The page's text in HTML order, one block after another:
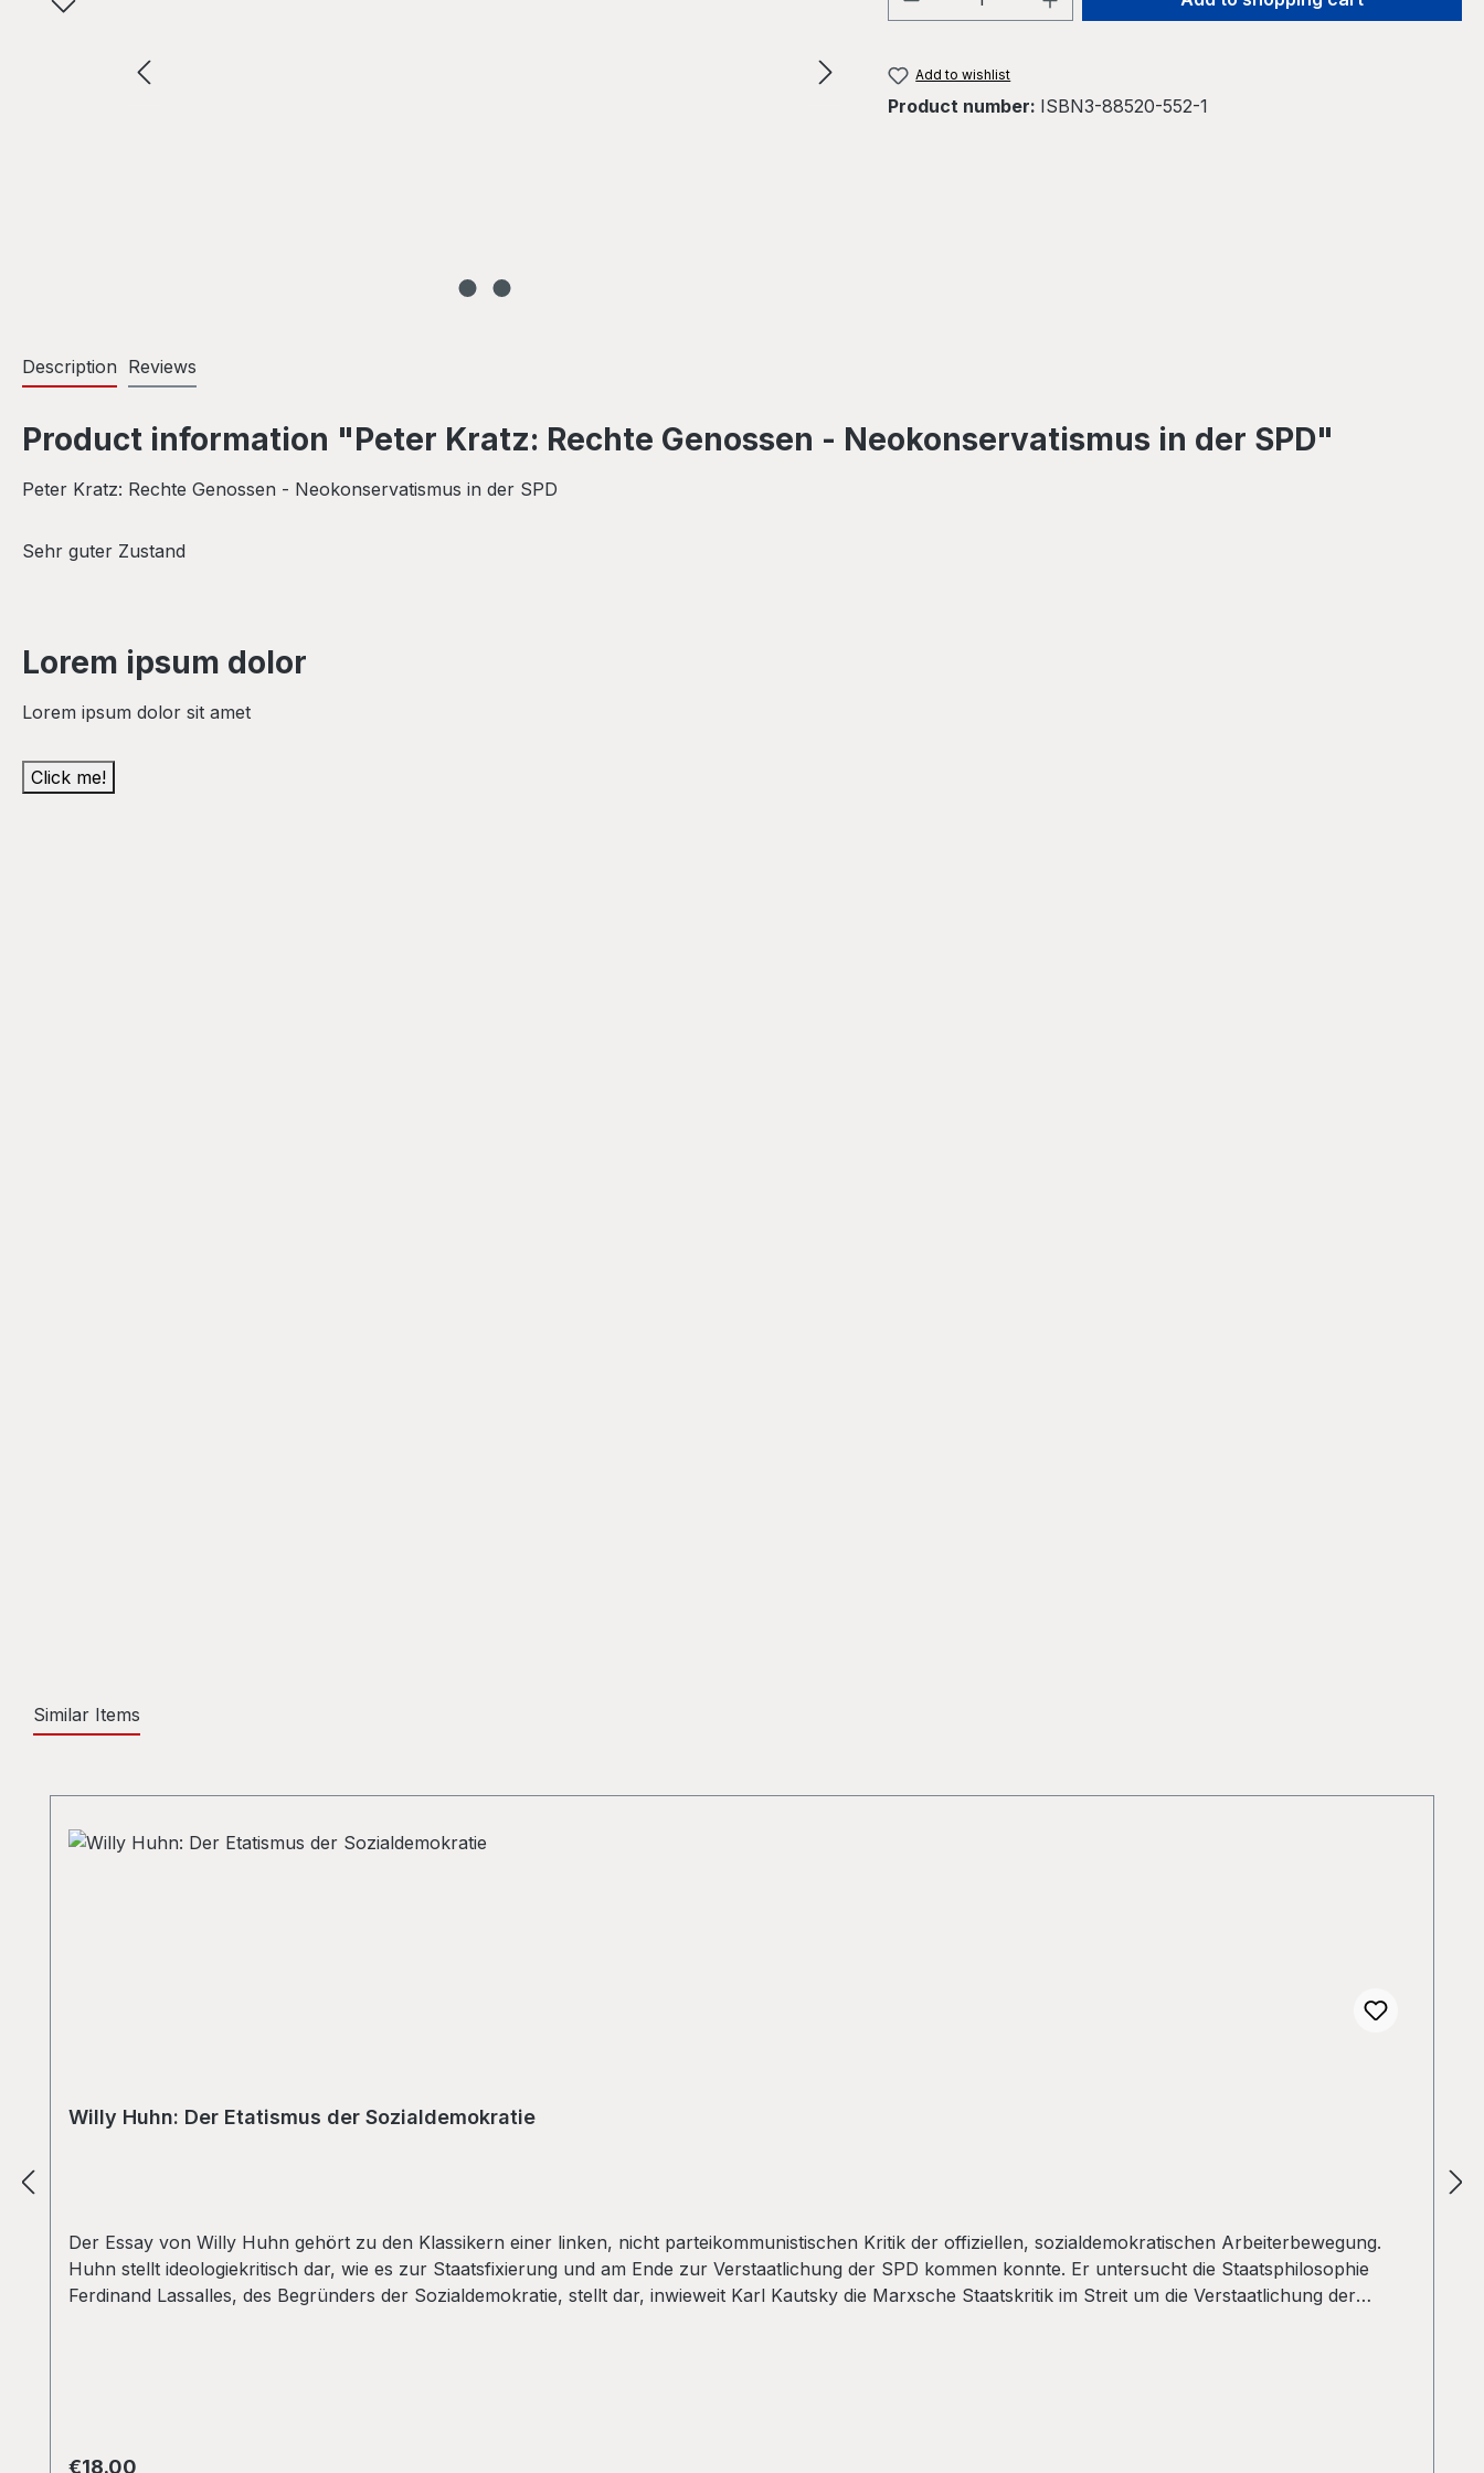
Add to wishlist
Product number: ISBN3-88520-552-1
Description Reviews
Product information "Peter Kratz: Rechte Genossen - Neokonservatismus in der SPD"
Peter Kratz: Rechte Genossen - Neokonservatismus in der SPD
Sehr guter Zustand
Lorem ipsum dolor
Lorem ipsum dolor sit amet
Click me!
Similar Items
Willy Huhn: Der Etatismus der Sozialdemokratie
Der Essay von Willy Huhn gehört zu den Klassikern einer linken, nicht parteikommunistischen Kritik der offiziellen, sozialdemokratischen Arbeiterbewegung.
Huhn stellt ideologiekritisch dar, wie es zur Staatsfixierung und am Ende zur Verstaatlichung der SPD kommen konnte. Er untersucht die Staatsphilosophie
Ferdinand Lassalles, des Begründers der Sozialdemokratie, stellt dar, inwieweit Karl Kautsky die Marxsche Staatskritik im Streit um die Verstaatlichung der
und war Redakteur der Zeitschrift “pro und contra”, die er bis zum Bruch mit dem Trotzkismus gemeinsam mit Ernest Mandel herausgab. Ausschluß aus der
Regular price:
€18.00